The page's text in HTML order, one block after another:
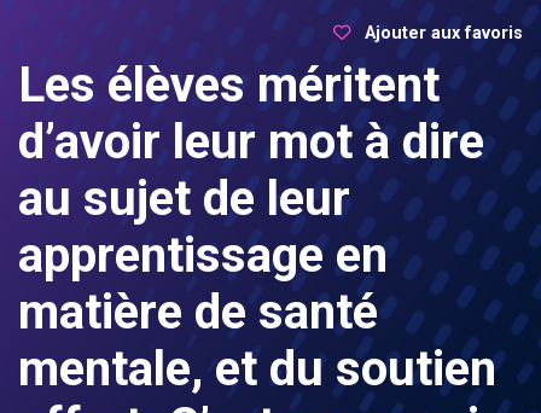
Ajouter aux favoris
Les élèves méritent
d’avoir leur mot à dire
au sujet de leur
apprentissage en
matière desanté
mentale, et dusoutien